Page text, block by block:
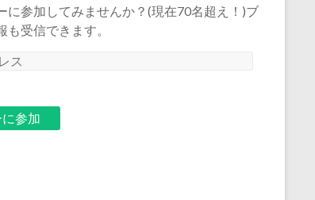
に参加してみませんか？(現在70名超え！)ブ
も受信できます。